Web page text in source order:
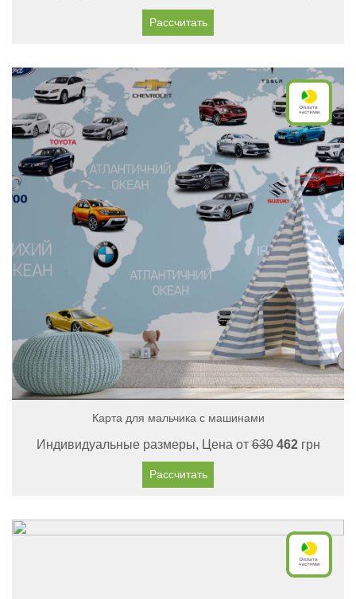
Рассчитать
Карта для мальчика с машинами
Индивидуальные размеры, Цена от630 462грн
Рассчитать